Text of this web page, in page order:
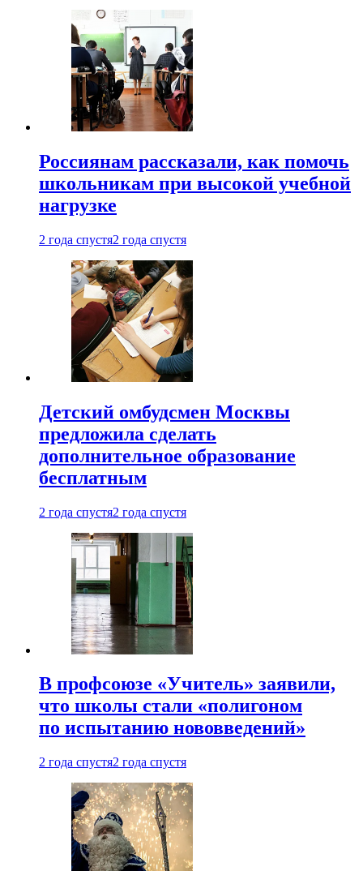
Россиянам рассказали, как помочь
школьникам при высокой учебной
нагрузке
2 года спустя2 года спустя
Детский омбудсмен Москвы
предложила сделать
дополнительное образование
бесплатным
2 года спустя2 года спустя
В профсоюзе «Учитель» заявили,
что школы стали «полигоном
по испытанию нововведений»
2 года спустя2 года спустя